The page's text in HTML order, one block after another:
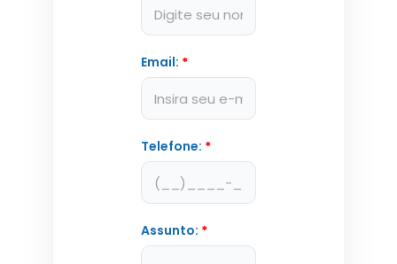
Email: *
Telefone: *
Assunto: *